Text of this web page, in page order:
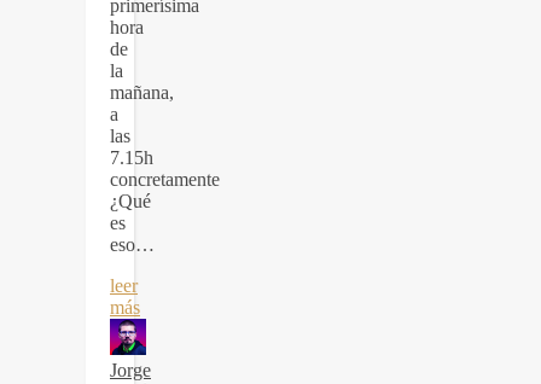
primerísima
hora
de
la
mañana,
a
las
7.15h
concretamente
¿Qué
es
eso…
leer
más
Jorge